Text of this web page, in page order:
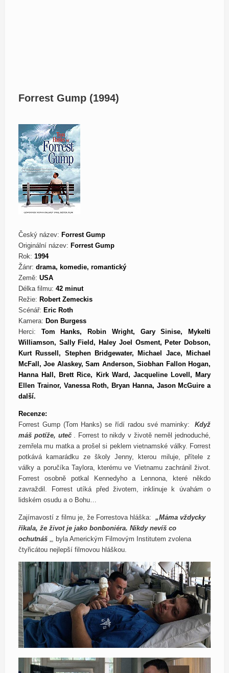
Forrest Gump (1994)
Český název: Forrest Gump
Originální název: Forrest Gump
Rok: 1994
Žánr: drama, komedie, romantický
Země: USA
Délka filmu: 42 minut
Režie: Robert Zemeckis
Scénář: Eric Roth
Kamera: Don Burgess
Herci: Tom Hanks, Robin Wright, Gary Sinise, Mykelti
Williamson, Sally Field, Haley Joel Osment, Peter Dobson,
Kurt Russell, Stephen Bridgewater, Michael Jace, Michael
McFall, Joe Alaskey, Sam Anderson, Siobhan Fallon Hogan,
Hanna Hall, Brett Rice, Kirk Ward, Jacqueline Lovell, Mary
Ellen Trainor, Vanessa Roth, Bryan Hanna, Jason McGuire a
další.
Recenze:
Forrest Gump (Tom Hanks) se řídí radou své maminky:
Když
máš potíže, uteč . Forrest to nikdy v životě neměl jednoduché,
zemřela mu matka a prošel si peklem vietnamské války. Forrest
potkává kamarádku ze školy Jenny, kterou miluje, přítele z
války a poručíka Taylora, kterému ve Vietnamu zachránil život.
Forrest osobně potkal Kennedyho a Lennona, které někdo
zavraždil. Forrest utíká před životem, inklinuje k úvahám o
lidském osudu a o Bohu…
Zajímavostí z filmu je, že Forrestova hláška: „Máma vždycky
říkala, že život je jako bonboniéra. Nikdy nevíš co
ochutnáš „, byla Americkým Filmovým Institutem zvolena
čtyřicátou nejlepší filmovou hláškou.